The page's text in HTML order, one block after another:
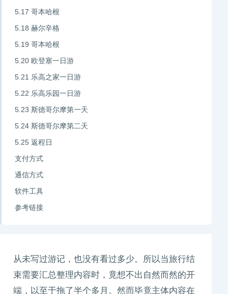
从未写过游记，也没有看过多少。所以当旅行结
束需要汇总整理内容时，竟想不出自然而然的开
端，以至于拖了半个多月。然而毕竟主体内容在
5.17 哥本哈根
5.18 赫尔辛格
5.19 哥本哈根
5.20 欧登塞一日游
5.21 乐高之家一日游
5.22 乐高乐园一日游
5.23 斯德哥尔摩第一天
5.24 斯德哥尔摩第二天
5.25 返程日
支付方式
通信方式
软件工具
参考链接